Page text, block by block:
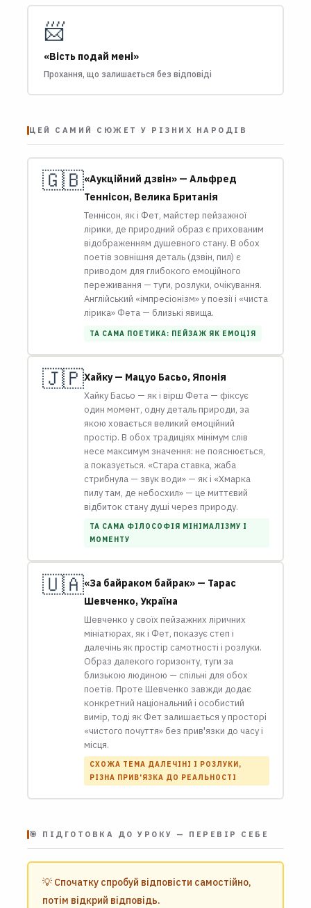
📨
«Вість подай мені»
Прохання, що залишається без відповіді
ЦЕЙ САМИЙ СЮЖЕТ У РІЗНИХ НАРОДІВ
🇬🇧«Аукційний дзвін» — Альфред
Теннісон, Велика Британія
Теннісон, як і Фет, майстер пейзажної
лірики, де природний образ є прихованим
відображенням душевного стану. В обох
поетів зовнішня деталь (дзвін, пил) є
приводом для глибокого емоційного
переживання — туги, розлуки, очікування.
Англійський «імпресіонізм» у поезії і «чиста
лірика» Фета — близькі явища.
ТА САМА ПОЕТИКА: ПЕЙЗАЖ ЯК ЕМОЦІЯ
🇯🇵Хайку — Мацуо Басьо, Японія
Хайку Басьо — як і вірш Фета — фіксує
один момент, одну деталь природи, за
якою ховається великий емоційний
простір. В обох традиціях мінімум слів
несе максимум значення: не пояснюється,
а показується. «Стара ставка, жаба
стрибнула — звук води» — як і «Хмарка
пилу там, де небосхил» — це миттєвий
відбиток стану душі через природу.
ТА САМА ФІЛОСОФІЯ МІНІМАЛІЗМУ І
МОМЕНТУ
🇺🇦«За байраком байрак» — Тарас
Шевченко, Україна
Шевченко у своїх пейзажних ліричних
мініатюрах, як і Фет, показує степ і
далечінь як простір самотності і розлуки.
Образ далекого горизонту, туги за
близькою людиною — спільні для обох
поетів. Проте Шевченко завжди додає
конкретний національний і особистий
вимір, тоді як Фет залишається у просторі
«чистого почуття» без прив'язки до часу і
місця.
СХОЖА ТЕМА ДАЛЕЧІНІ І РОЗЛУКИ,
РІЗНА ПРИВ'ЯЗКА ДО РЕАЛЬНОСТІ
🎯 ПІДГОТОВКА ДО УРОКУ — ПЕРЕВІР СЕБЕ
💡 Спочатку спробуй відповісти самостійно,
потім відкрий відповідь.